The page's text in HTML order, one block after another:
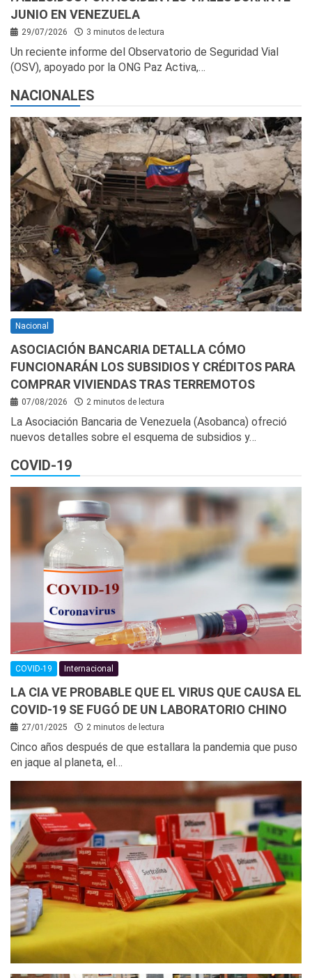
JUNIO EN VENEZUELA
29/07/2026 3 minutos de lectura
Un reciente informe del Observatorio de Seguridad Vial
(OSV), apoyado por la ONG Paz Activa,…
NACIONALES
Nacional
ASOCIACIÓN BANCARIA DETALLA CÓMO
FUNCIONARÁN LOS SUBSIDIOS Y CRÉDITOS PARA
COMPRAR VIVIENDAS TRAS TERREMOTOS
07/08/2026 2 minutos de lectura
La Asociación Bancaria de Venezuela (Asobanca) ofreció
nuevos detalles sobre el esquema de subsidios y…
COVID-19
COVID-19 Internacional
LA CIA VE PROBABLE QUE EL VIRUS QUE CAUSA EL
COVID-19 SE FUGÓ DE UN LABORATORIO CHINO
27/01/2025 2 minutos de lectura
Cinco años después de que estallara la pandemia que puso
en jaque al planeta, el…